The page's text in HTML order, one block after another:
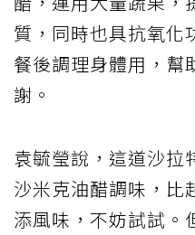
質，同時也具抗氧化
餐後調理身體用，幫
謝。
袁毓瑩說，這道沙拉
沙米克油醋調味，比
添風味，不妨試試。